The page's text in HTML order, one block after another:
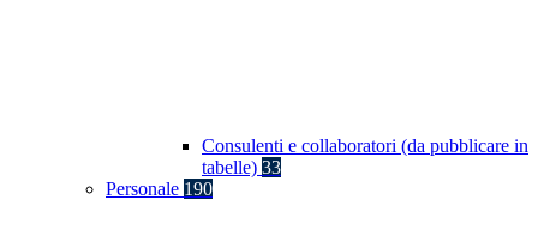
Consulenti e collaboratori (da pubblicare in
tabelle) 33
Personale 190